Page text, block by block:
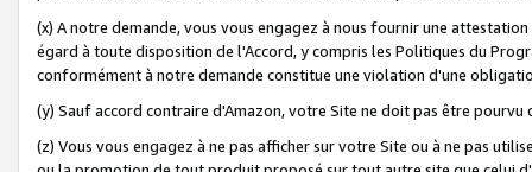
(x) A notre demande, vous vous engagez à nous fournir une
égard à toute disposition de l'Accord, y compris les Politiques du
conformément à notre demande constitue une violation d'une
(y) Sauf accord contraire d'Amazon, votre Site ne doit pas être
(z) Vous vous engagez à ne pas afficher sur votre Site ou à ne pas